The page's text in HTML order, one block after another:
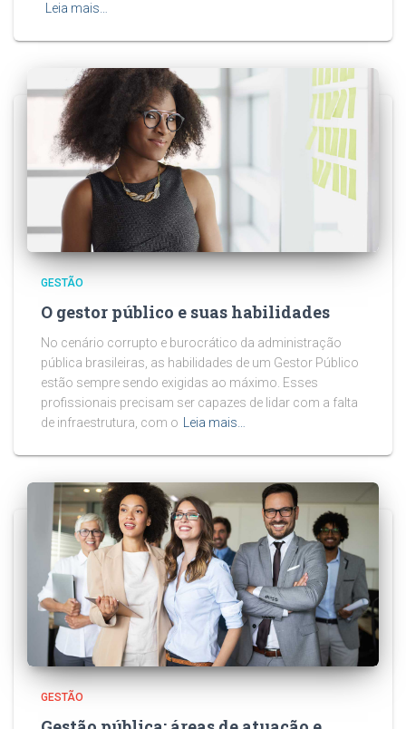
Leia mais…
GESTÃO
O gestor público e suas habilidades
No cenário corrupto e burocrático da administração
pública brasileiras, as habilidades de um Gestor Público
estão sempre sendo exigidas ao máximo. Esses
profissionais precisam ser capazes de lidar com a falta
de infraestrutura, com o
Leia mais…
GESTÃO